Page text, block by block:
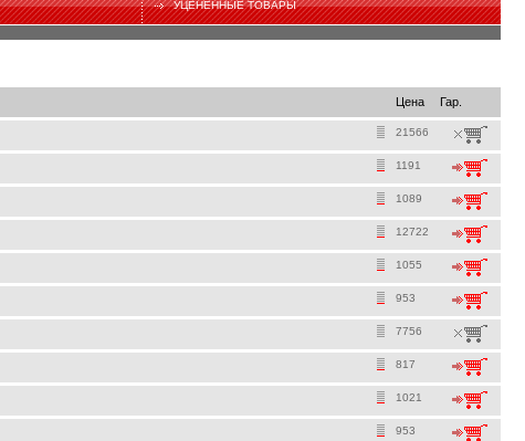
УЦЕНЕННЫЕ ТОВАРЫ
Цена Гар.
21566
1191
1089
12722
1055
953
7756
817
1021
953